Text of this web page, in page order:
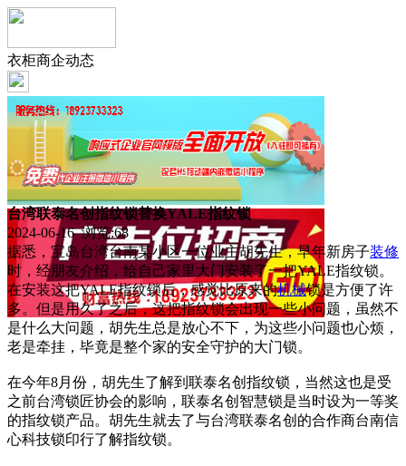
衣柜商企动态
台湾联泰名创指纹锁替换YALE指纹锁
2024-06-16 浏览:68
据悉，宝岛台湾台南某小区一位业主胡先生，早年新房子装修
时，经朋友介绍，给自己家里大门安装了一把YALE指纹锁。
在安装这把YALE指纹锁后，感觉比原来的机械锁是方便了许
多。但是用久了之后，这把指纹锁会出现一些小问题，虽然不
是什么大问题，胡先生总是放心不下，为这些小问题也心烦，
老是牵挂，毕竟是整个家的安全守护的大门锁。
在今年8月份，胡先生了解到联泰名创指纹锁，当然这也是受
之前台湾锁匠协会的影响，联泰名创智慧锁是当时设为一等奖
的指纹锁产品。胡先生就去了与台湾联泰名创的合作商台南信
心科技锁印行了解指纹锁。